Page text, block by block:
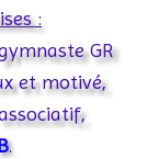
:
GR
et motivé,
.